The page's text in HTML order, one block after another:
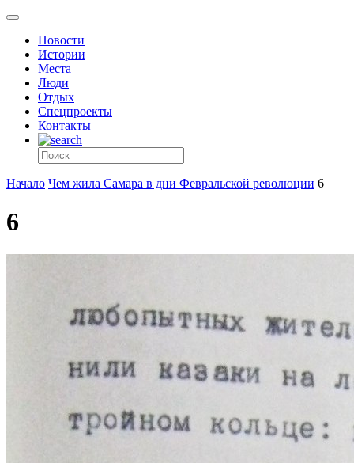
Новости
Истории
Места
Люди
Отдых
Спецпроекты
Контакты
Начало Чем жила Самара в дни Февральской революции 6
6